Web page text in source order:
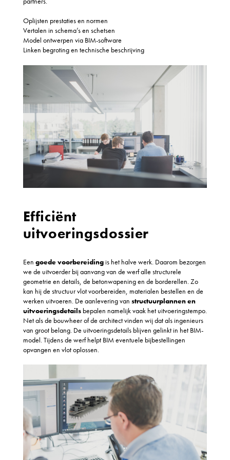
Oplijsten prestaties en normen
Vertalen in schema’s en schetsen
Model ontwerpen via BIM-software
Linken begroting en technische beschrijving
Efficiënt
uitvoeringsdossier
Een goede voorbereidingis het halve werk. Daarom bezorgen
we de uitvoerder bij aanvang van de werf alle structurele
geometrie en details, de betonwapening en de borderellen. Zo
kan hij de structuur vlot voorbereiden, materialen bestellen en de
werken uitvoeren. De aanlevering van structuurplannen en
uitvoeringsdetailsbepalen namelijk vaak het uitvoeringstempo.
Net als de bouwheer of de architect vinden wij dat als ingenieurs
van groot belang. De uitvoeringsdetails blijven gelinkt in het BIM-
model. Tijdens de werf helpt BIM eventuele bijbestellingen
opvangen en vlot oplossen.